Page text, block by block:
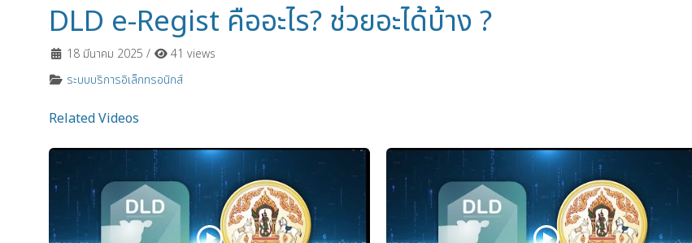
DLD e-Regist คืออะไร? ช่วยอะได้บ้าง ?
18 มีนาคม 2025 /
41 views
ระบบบริการอิเล็กทรอนิกส์
Related Videos